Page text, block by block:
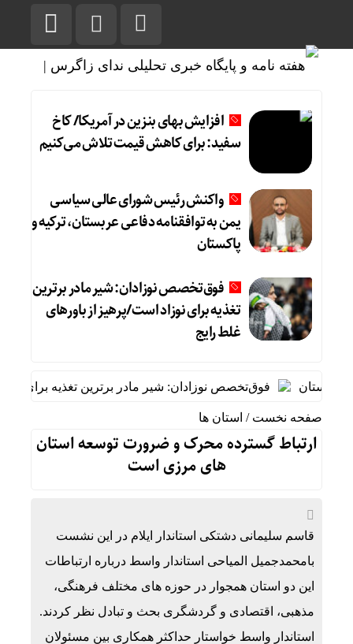
افزایش بهای بنزین در آمریکا/ کاخ
سفید: برای کاهش قیمت تلاش می‌کنیم
واکنش رئیس شورای عالی سیاسی
یمن به توافقنامه دفاعی عربستان، ترکیه و
پاکستان
فوق‌تخصص نوزادان: شیر مادر برترین
تغذیه برای نوزاد است/پرهیز از باورهای
غلط رایج
فوق‌تخصص نوزادان: شیر مادر برترین تغذیه برای نوزاد
صفحه نخست / استان ها
ارتباط گسترده محرک و ضرورت توسعه استان
های مرزی است
قاسم سلیمانی دشتکی استاندار ایلام در این نشست
بامحمدجمیل المیاحی استاندار واسط درباره ارتباطات
این دو استان همجوار در حوزه های مختلف فرهنگی،
مذهبی، اقتصادی و گردشگری بحث و تبادل نظر کردند.
استاندار واسط خواستار حداکثر همکاری بین مسئولان